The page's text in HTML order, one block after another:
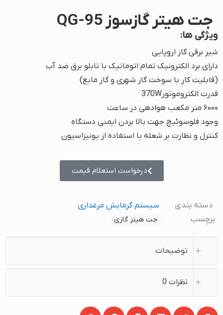
جت هیتر گازسوز QG-95
ویژگی ها:
شیر برقی گاز اروپایی
دارای برد الکترونیک تمام اتوماتیک با تابلو برق ضد آب
(قابلیت کار با سوخت گاز شهری و گاز مایع)
قدرت الکتروموتور370W
۶۰۰۰ متر مکعب هوادهی در ساعت
وجود فلوسوئیچ جهت بالا بردن ایمنی دستگاه
کنترل و نظارت بر شعله با استفاده از یونیزاسیون
درخواست استعلام قیمت
دسته بندی
سیستم گرمایش مرغداری
برچسب
جت هیتر گازی
توضیحات
نظرات 0